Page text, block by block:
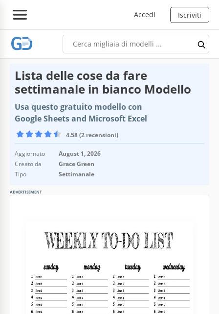
Accedi Iscriviti
Lista delle cose da fare
settimanale in bianco Modello
Usa questo gratuito modello con
Google Sheets and Microsoft Excel
4.58 (2 recensioni)
Aggiornato
August 1, 2026
Creato da
Grace Green
Tipo
Settimanale
ADVERTISEMENT